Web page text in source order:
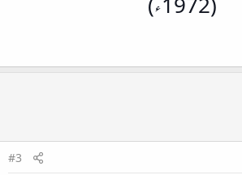
(1972ء)
#3